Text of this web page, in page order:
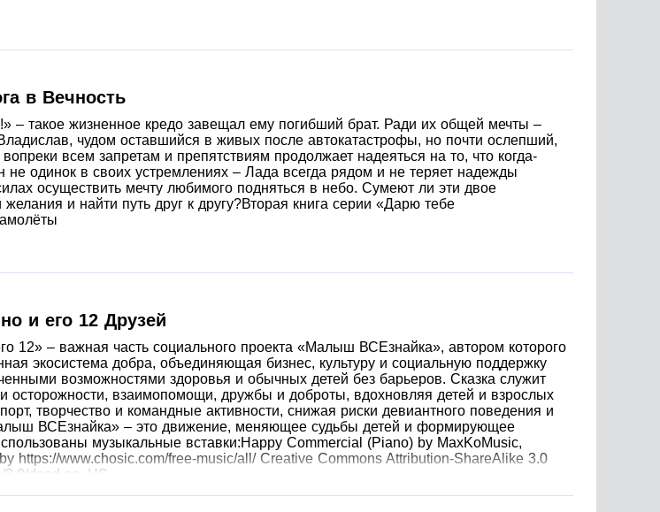
в Вечность
– такое жизненное кредо завещал ему погибший брат. Ради их общей мечты –
чудом оставшийся в живых после автокатастрофы, но почти ослепший,
всем запретам и препятствиям продолжает надеяться на то, что когда-
не одинок в своих устремлениях – Лада всегда рядом и не теряет надежды
осуществить мечту любимого подняться в небо. Сумеют ли эти двое
и найти путь друг к другу?Вторая книга серии «Дарю тебе
и его 12 Друзей
12» – важная часть социального проекта «Малыш ВСЕзнайка», автором которого
экосистема добра, объединяющая бизнес, культуру и социальную поддержку
возможностями здоровья и обычных детей без барьеров. Сказка служит
осторожности, взаимопомощи, дружбы и доброты, вдохновляя детей и взрослых
творчество и командные активности, снижая риски девиантного поведения и
ВСЕзнайка» – это движение, меняющее судьбы детей и формирующее
музыкальные вставки:Happy Commercial (Piano) by MaxKoMusic,
https://www.chosic.com/free-music/all/ Creative Commons Attribution-ShareAlike 3.0
3.0/deed.en_US